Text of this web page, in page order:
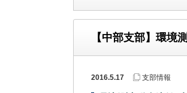
【中部支部】環境
2016.5.17 支部情報